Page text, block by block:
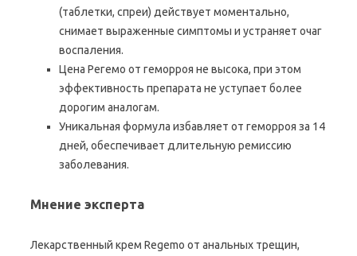
(таблетки, спреи) действует моментально,
снимает выраженные симптомы и устраняет очаг
воспаления.
Цена Регемо от геморроя не высока, при этом
эффективность препарата не уступает более
дорогим аналогам.
Уникальная формула избавляет от геморроя за 14
дней, обеспечивает длительную ремиссию
заболевания.
Мнение эксперта
Лекарственный крем Regemo от анальных трещин,